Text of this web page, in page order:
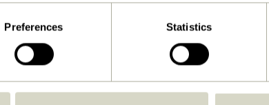
Preferences Statistics
Retourner